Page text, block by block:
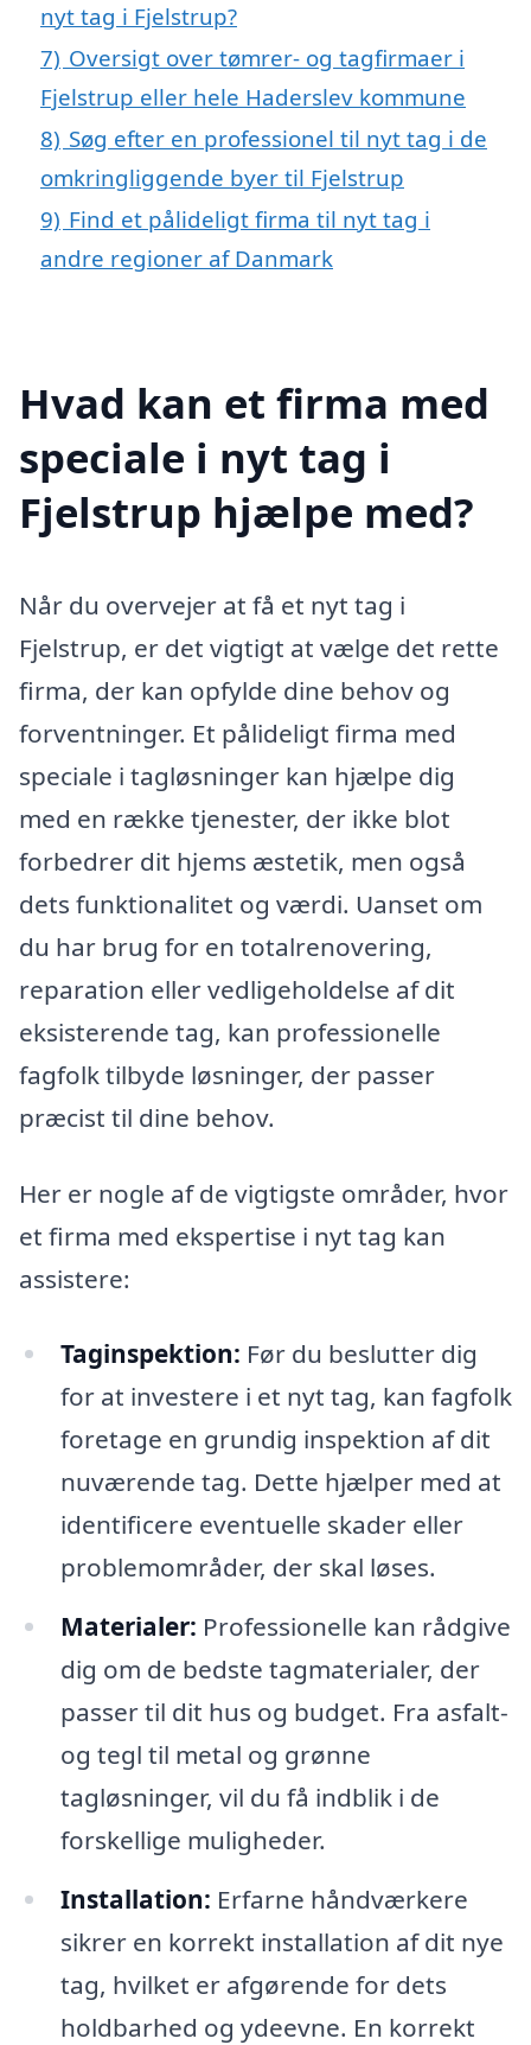
nyt tag i Fjelstrup?
7) Oversigt over tømrer- og tagfirmaer i
Fjelstrup eller hele Haderslev kommune
8) Søg efter en professionel til nyt tag i de
omkringliggende byer til Fjelstrup
9) Find et pålideligt firma til nyt tag i
andre regioner af Danmark
Hvad kan et firma med
speciale i nyt tag i
Fjelstrup hjælpe med?
Når du overvejer at få et nyt tag i
Fjelstrup, er det vigtigt at vælge det rette
firma, der kan opfylde dine behov og
forventninger. Et pålideligt firma med
speciale i tagløsninger kan hjælpe dig
med en række tjenester, der ikke blot
forbedrer dit hjems æstetik, men også
dets funktionalitet og værdi. Uanset om
du har brug for en totalrenovering,
reparation eller vedligeholdelse af dit
eksisterende tag, kan professionelle
fagfolk tilbyde løsninger, der passer
præcist til dine behov.
Her er nogle af de vigtigste områder, hvor
et firma med ekspertise i nyt tag kan
assistere:
Taginspektion: Før du beslutter dig
for at investere i et nyt tag, kan fagfolk
foretage en grundig inspektion af dit
nuværende tag. Dette hjælper med at
identificere eventuelle skader eller
problemområder, der skal løses.
Materialer: Professionelle kan rådgive
dig om de bedste tagmaterialer, der
passer til dit hus og budget. Fra asfalt-
og tegl til metal og grønne
tagløsninger, vil du få indblik i de
forskellige muligheder.
Installation: Erfarne håndværkere
sikrer en korrekt installation af dit nye
tag, hvilket er afgørende for dets
holdbarhed og ydeevne. En korrekt